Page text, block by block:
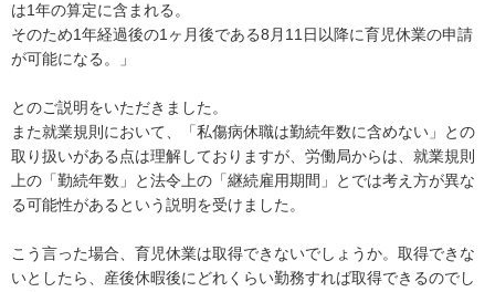
は1年の算定に含まれる。
そのため1年経過後の1ヶ月後である8月11日以降に育児休業の申請
が可能になる。」
とのご説明をいただきました。
また就業規則において、「私傷病休職は勤続年数に含めない」との
取り扱いがある点は理解しておりますが、労働局からは、就業規則
上の「勤続年数」と法令上の「継続雇用期間」とでは考え方が異な
る可能性があるという説明を受けました。
こう言った場合、育児休業は取得できないでしょうか。取得できな
いとしたら、産後休暇後にどれくらい勤務すれば取得できるのでし